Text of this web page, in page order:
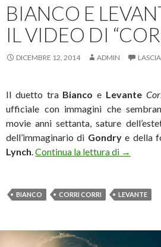
BIANCO E
IL VIDEO DI
DICEMBRE 12, 2014 ADMIN
Il duetto tra Biancoe Levante
ufficiale con immagini che
movie anni settanta, sature
dell’immaginario di Gondrye della
Lynch Continua la lettura di Bianco
→
BIANCO CORRI CORRI LEVANTE